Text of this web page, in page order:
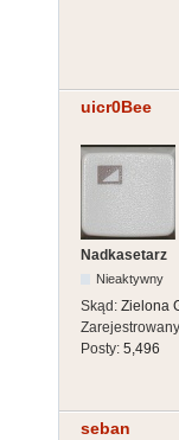
uicr0Bee
Nadkasetarz
Nieaktywny
Skąd: Zielona
Posty: 5,496
seban